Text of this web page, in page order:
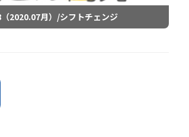
2020.07月）/シフトチェンジ